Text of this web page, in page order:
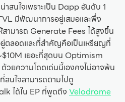
สนใจเพราะเป็น Dapp อันดับ 1
มีพัฒนาการอยู่เสมอและพึ่ง
ามารถ Generate Fees ได้สูงขึ้น
ลอดและที่สำคัญคือเป็นเหรียญที่
เยอะที่สุดบน Optimism
วยความโดดเด่นนี้เองคงไม่อาจพ้น
สนใจสามารถตามไปดู
ได้ใน EP ที่พูดถึง Velodrome